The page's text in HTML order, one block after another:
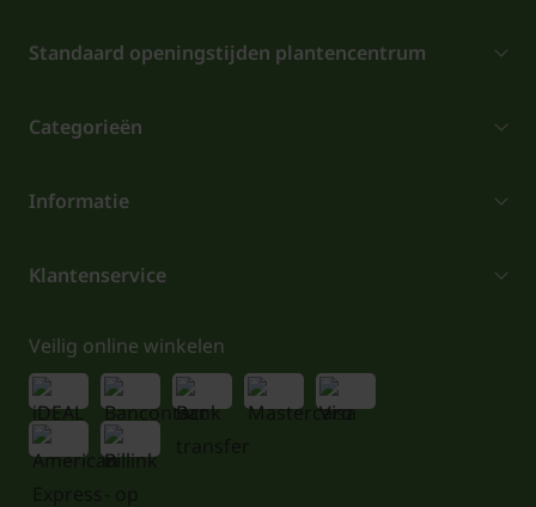
Standaard openingstijden plantencentrum
Categorieën
Informatie
Klantenservice
Veilig online winkelen